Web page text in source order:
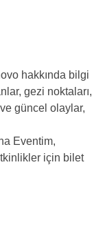
hakkında bilgi
gezi noktaları,
güncel olaylar,
Eventim,
için bilet